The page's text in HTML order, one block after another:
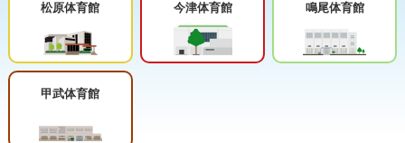
松原体育館 今津体育館 鳴尾体育館
甲武体育館